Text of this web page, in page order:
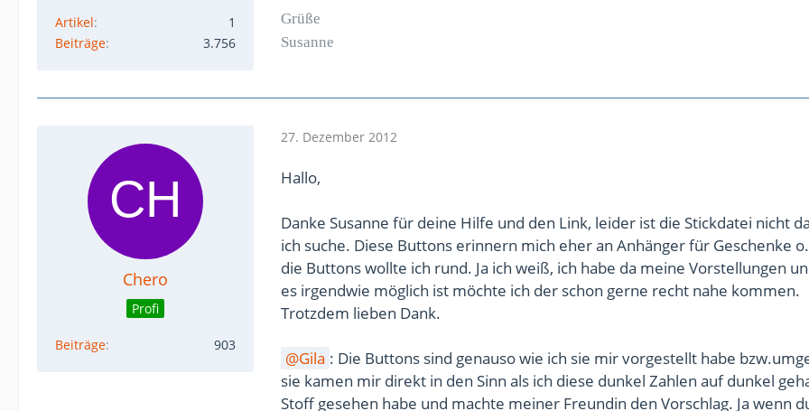
Artikel
1
Beiträge
3.756
Grüße
Susanne
Chero
Profi
Beiträge 903
27. Dezember 2012
Hallo,
Danke Susanne für deine Hilfe und den Link, leider ist die Stickdatei nicht
ich suche. Diese Buttons erinnern mich eher an Anhänger für Geschenke
die Buttons wollte ich rund. Ja ich weiß, ich habe da meine Vorstellungen
es irgendwie möglich ist möchte ich der schon gerne recht nahe kommen.
Trotzdem lieben Dank.
Gila : Die Buttons sind genauso wie ich sie mir vorgestellt habe
sie kamen mir direkt in den Sinn als ich diese dunkel Zahlen auf dunkel
Stoff gesehen habe und machte meiner Freundin den Vorschlag. Ja wenn